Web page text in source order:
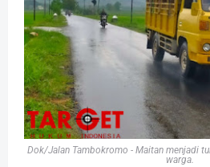
Dok/Jalan Tambokromo - Maitan menjadi
warga.